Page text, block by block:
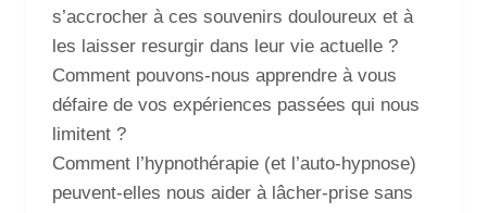
s’accrocher à ces souvenirs douloureux et à
les laisser resurgir dans leur vie actuelle ?
Comment pouvons-nous apprendre à vous
défaire de vos expériences passées qui nous
limitent ?
Comment l’hypnothérapie (et l’auto-hypnose)
peuvent-elles nous aider à lâcher-prise sans